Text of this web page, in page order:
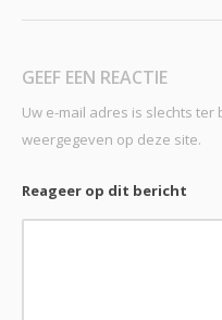
GEEF EEN REACTIE
Uw e-mail adres is slechts ter
weergegeven op deze site.
Reageer op dit bericht